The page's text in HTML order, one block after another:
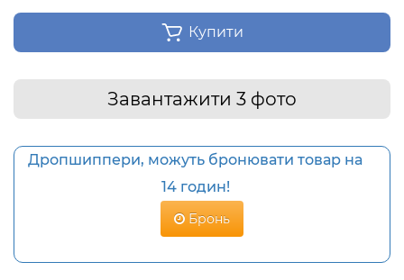
Купити
Завантажити 3 фото
Дропшиппери, можуть бронювати товар на
14 годин!
Бронь